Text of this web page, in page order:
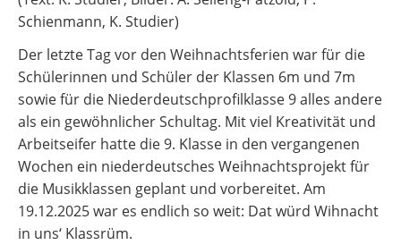
Schienmann, K. Studier)
Der letzte Tag vor den Weihnachtsferien war für die
Schülerinnen und Schüler der Klassen 6m und 7m
sowie für die Niederdeutschprofilklasse 9 alles andere
als ein gewöhnlicher Schultag. Mit viel Kreativität und
Arbeitseifer hatte die 9. Klasse in den vergangenen
Wochen ein niederdeutsches Weihnachtsprojekt für
die Musikklassen geplant und vorbereitet. Am
19.12.2025 war es endlich so weit: Dat würd Wihnacht
in uns‘ Klassrüm.